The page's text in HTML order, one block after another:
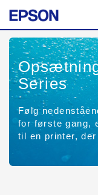
Series
Følg
for første gang,
til en printer,